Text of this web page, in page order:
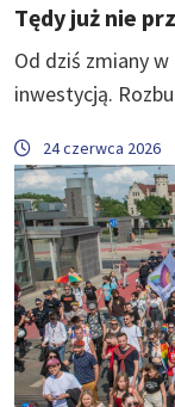
Tędy już nie
Od dziś zmiany
inwestycją.
24 czerwca 2026